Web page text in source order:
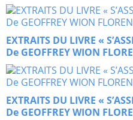
EXTRAITS DU LIVRE «
De GEOFFREY WION
EXTRAITS DU LIVRE «
De GEOFFREY WION